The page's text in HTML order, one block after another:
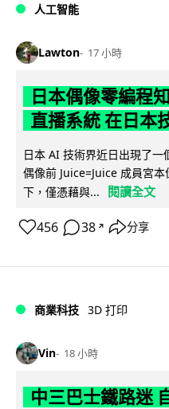
人工智能
Lawton 17 小時
日本偶像零編程
直播系統 在日本
日本 AI 技術界近日出現了
偶像前 Juice=Juice 成員宮
下，僅憑藉與...
閱讀全文
456 38 ↗ 分享
商業科技 3D 打印
Vin 18 小時
中三巴士鐵路迷